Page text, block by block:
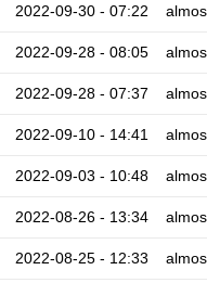
2022-09-30 - 07:22
2022-09-28 - 08:05
2022-09-28 - 07:37
2022-09-10 - 14:41
2022-09-03 - 10:48
2022-08-26 - 13:34
2022-08-25 - 12:33